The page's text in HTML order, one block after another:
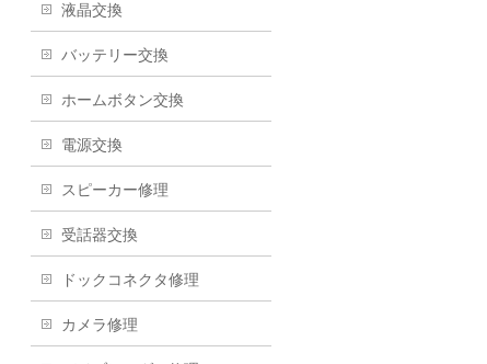
液晶交換
バッテリー交換
ホームボタン交換
電源交換
スピーカー修理
受話器交換
ドックコネクタ修理
カメラ修理